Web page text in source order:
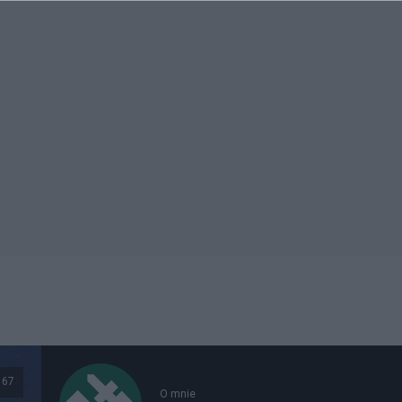
67
O mnie